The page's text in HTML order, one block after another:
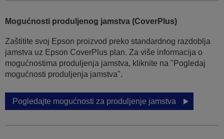
Mogućnosti produljenog jamstva (CoverPlus)
Zaštitite svoj Epson proizvod preko standardnog razdoblja
jamstva uz Epson CoverPlus plan. Za više informacija o
mogućnostima produljenja jamstva, kliknite na "Pogledaj
mogućnosti produljenja jamstva".
Pogledajte mogućnosti za produljenje jamstva